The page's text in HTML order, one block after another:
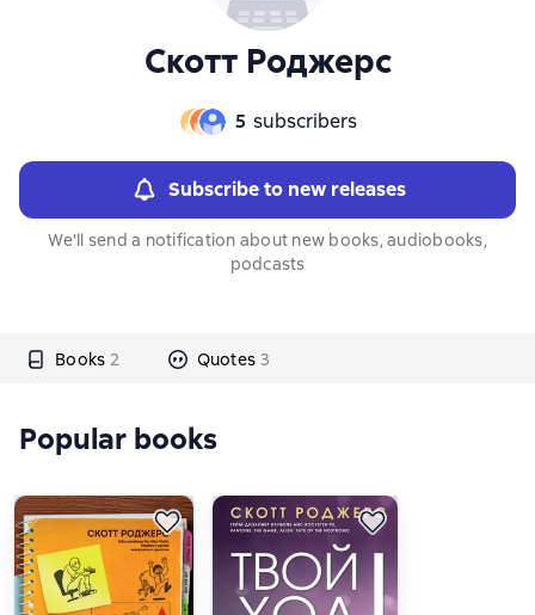
Скотт Роджерс
5 subscribers
Subscribe to new releases
We'll send a notification about new books, audiobooks,
podcasts
Books 2 Quotes 3
Popular books